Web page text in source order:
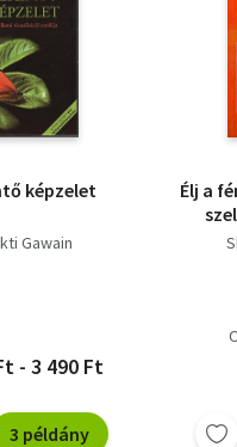
képzelet
Gawain
- 3 490 Ft
3 példány
Élj a